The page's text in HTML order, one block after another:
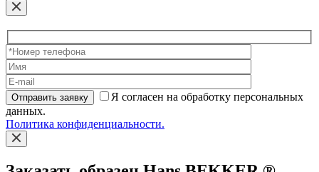
Отправить заявку
Я согласен на обработку персональных
данных.
Политика конфиденциальности.